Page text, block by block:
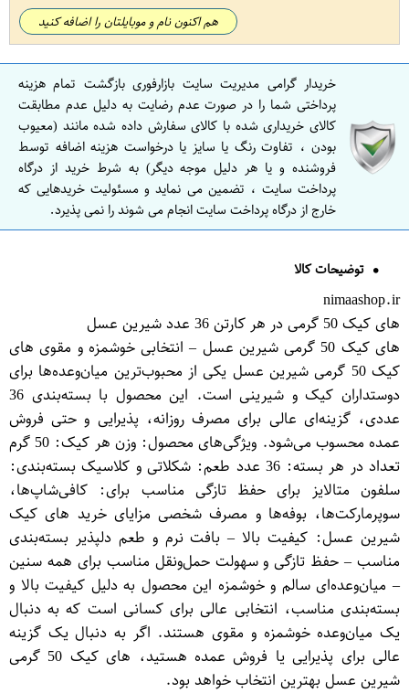
هم اکنون نام و موبایلتان را اضافه کنید
خریدار گرامی مدیریت سایت بازارفوری بازگشت تمام هزینه
پرداختی شما را در صورت عدم رضایت به دلیل عدم مطابقت
کالای خریداری شده با کالای سفارش داده شده مانند (معیوب
بودن ، تفاوت رنگ یا سایز یا درخواست هزینه اضافه توسط
فروشنده و یا هر دلیل موجه دیگر) به شرط خرید از درگاه
پرداخت سایت ، تضمین می نماید و مسئولیت خریدهایی که
خارج از درگاه پرداخت سایت انجام می شوند را نمی پذیرد.
توضیحات کالا
nimaashop.ir
های کیک 50 گرمی در هر کارتن 36 عدد شیرین عسل
های کیک 50 گرمی شیرین عسل – انتخابی خوشمزه و مقوی های
کیک 50 گرمی شیرین عسل یکی از محبوب‌ترین میان‌وعده‌ها برای
دوستداران کیک و شیرینی است. این محصول با بسته‌بندی 36
عددی، گزینه‌ای عالی برای مصرف روزانه، پذیرایی و حتی فروش
عمده محسوب می‌شود. ویژگی‌های محصول: وزن هر کیک: 50 گرم
تعداد در هر بسته: 36 عدد طعم: شکلاتی و کلاسیک بسته‌بندی:
سلفون متالایز برای حفظ تازگی مناسب برای: کافی‌شاپ‌ها،
سوپرمارکت‌ها، بوفه‌ها و مصرف شخصی مزایای خرید های کیک
شیرین عسل: کیفیت بالا – بافت نرم و طعم دلپذیر بسته‌بندی
مناسب – حفظ تازگی و سهولت حمل‌ونقل مناسب برای همه سنین
– میان‌وعده‌ای سالم و خوشمزه این محصول به دلیل کیفیت بالا و
بسته‌بندی مناسب، انتخابی عالی برای کسانی است که به دنبال
یک میان‌وعده خوشمزه و مقوی هستند. اگر به دنبال یک گزینه
عالی برای پذیرایی یا فروش عمده هستید، های کیک 50 گرمی
شیرین عسل بهترین انتخاب خواهد بود.